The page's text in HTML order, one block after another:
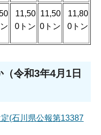
11,50
0トン
11,50
0トン
11,80
0トン
令和3年4月1日
(石川県公報第13387